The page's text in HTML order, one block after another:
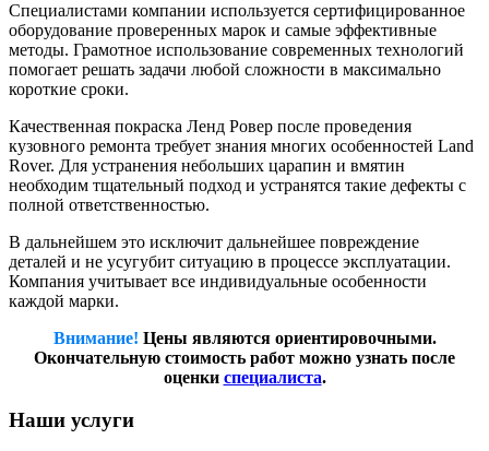
Специалистами компании используется сертифицированное
оборудование проверенных марок и самые эффективные
методы. Грамотное использование современных технологий
помогает решать задачи любой сложности в максимально
короткие сроки.
Качественная покраска Ленд Ровер после проведения
кузовного ремонта требует знания многих особенностей Land
Rover. Для устранения небольших царапин и вмятин
необходим тщательный подход и устранятся такие дефекты с
полной ответственностью.
В дальнейшем это исключит дальнейшее повреждение
деталей и не усугубит ситуацию в процессе эксплуатации.
Компания учитывает все индивидуальные особенности
каждой марки.
Внимание! Цены являются ориентировочными.
Окончательную стоимость работ можно узнать после
оценки специалиста.
Наши услуги